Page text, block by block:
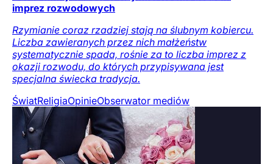
imprez rozwodowych
Rzymianie coraz rzadziej stają na ślubnym kobiercu.
Liczba zawieranych przez nich małżeństw
systematycznie spada, rośnie za to liczba imprez z
okazji rozwodu, do których przypisywana jest
specjalna świecka tradycja.
ŚwiatReligiaOpinieObserwator mediów